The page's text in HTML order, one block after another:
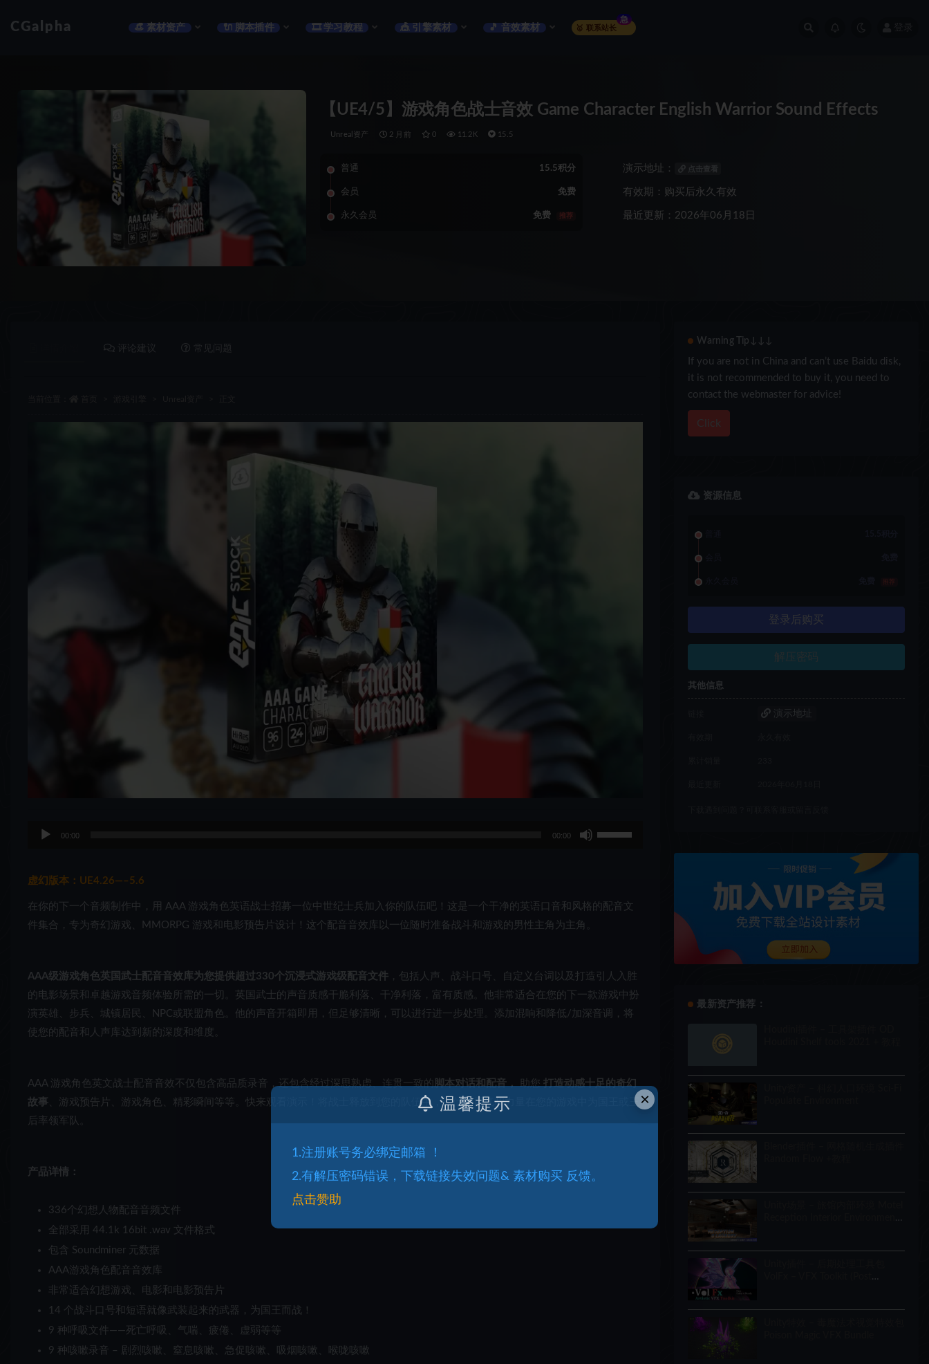
CGalpha 👒 素材资产 🔌 脚本插件 🎞️ 学习教程 🎪 引擎素材 🎵 音效素材 🥇 联系站长
急
【UE4/5】游戏角色战士音效 Game Character English Warrior Sound Effects
Unreal资产 2 月前 0 11.2K 15.5
普通 15.5积分
会员 免费
永久会员 免费 推荐
演示地址： 点击查看
有效期：购买后永久有效
最近更新：2026年06月18日
评论建议 常见问题
放
00:00 00:00
箭
增
高
或
量
虚幻版本：UE4.26—–5.6
在你的下一个音频制作中，用 AAA 游戏角色英语战士招募一位中世纪士兵加入你的队伍吧！这是一个干净的英语口音和风格的配音文
件集合，专为奇幻游戏、MMORPG 游戏和电影预告片设计！这个配音音效库以一位随时准备战斗和游戏的男性主角为主角。
AAA级游戏角色英国武士配音音效库为您提供超过330个沉浸式游戏级配音文件 ，包括人声、战斗口号、自定义台词以及打造引人入胜
的电影场景和卓越游戏音频体验所需的一切。英国武士的声音质感干脆利落、干净利落，富有质感。他非常适合在您的下一款游戏中扮
演英雄、步兵、城镇居民、NPC或联盟角色。他的声音开箱即用，但足够清晰，可以进行进一步处理。添加混响和降低/加深音调，将
使您的配音和人声库达到新的深度和维度。
AAA 游戏角色英文战士配音音效不仅包含高品质录音，还包含经过深思熟虑、连贯一致的 脚本对话和配音， 助您 打造动感十足的奇幻
故事 、游戏预告片、游戏角色、精彩瞬间等等。快来观看演示！将战士释放到您的队伍中，让他的勇气和力量在您的游戏中为国王或王
后率领军队。
产品详情：
336个幻想人物配音音频文件
全部采用 44.1k 16bit .wav 文件格式
包含 Soundminer 元数据
AAA游戏角色配音音效库
非常适合幻想游戏、电影和电影预告片
14 个战斗口号和短语就像武装起来的武器，为国王而战！
9 种呼吸文件——死亡呼吸、气喘、疲倦、虚弱等等
9 种咳嗽录音 – 剧烈咳嗽、窒息咳嗽、急促咳嗽、吸烟咳嗽、喉咙咳嗽
Warning Tip↓↓↓
If you are not in China and can’t use Baidu disk,
it is not recommended to buy it, you need to
contact the webmaster for advice!
Click
资源信息
推荐
登录后购买
解压密码
其他信息
演示地址
最新资产推荐：
Reception Interior Environment
×
温馨提示
1.注册账号务必绑定邮箱 ！
2.有解压密码错误，下载链接失效问题& 素材购买 反馈。
点击赞助